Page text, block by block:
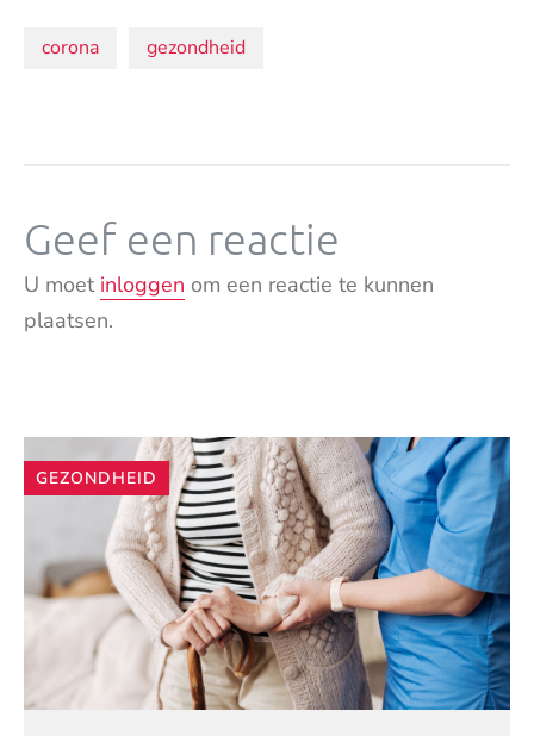
Onderwerpen:
corona gezondheid
Geef een reactie
U moet inloggen om een reactie te kunnen
plaatsen.
Andere
artikelen
GEZONDHEID